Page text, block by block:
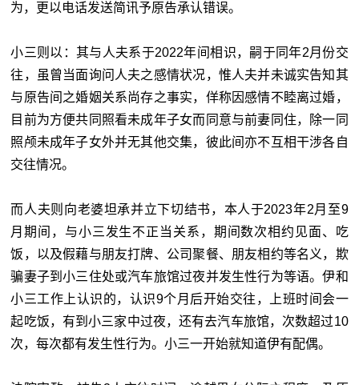
为，更以电话发送简讯予原告承认错误。
小三则以：其与人夫系于2022年间相识，嗣于同年2月份交
往，虽曾当面询问人夫之感情状况，惟人夫并未诚实告知其
与原告间之婚姻关系尚存之事实，佯称因感情不睦离过婚，
目前为方便共同照看未成年子女而同意与前妻同住，除一同
照颅未成年子女外并无其他交集，彼此间亦不互相干涉各自
交往情况。
而人夫则向老婆坦承并立下切结书，本人于2023年2月至9
月期间，与小三发生不正当关系，期间数次相约见面、吃
饭，以及假藉与朋友打牌、公司聚餐、朋友相约等名义，欺
骗妻子到小三住处或汽车旅馆过夜并发生性行为等语。伊和
小三工作上认识的，认识9个月后开始交往，上班时间会一
起吃饭，有到小三家中过夜，还有去汽车旅馆，次数超过10
次，每次都有发生性行为。小三一开始就知道伊有配偶。